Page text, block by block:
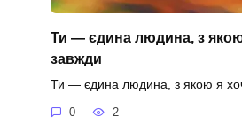
Ти — єдина людина, з
завжди
Ти — єдина людина, з якою я
0 2